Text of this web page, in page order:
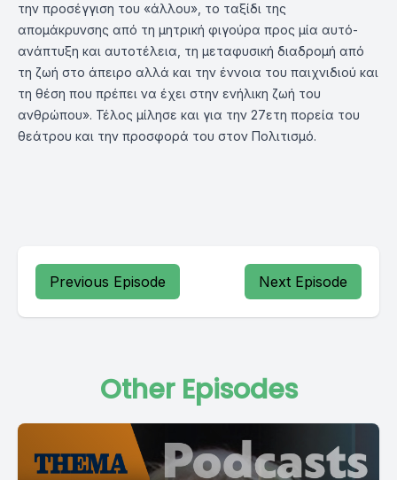
την προσέγγιση του «άλλου», το ταξίδι της
απομάκρυνσης από τη μητρική φιγούρα προς μία αυτό-
ανάπτυξη και αυτοτέλεια, τη μεταφυσική διαδρομή από
τη ζωή στο άπειρο αλλά και την έννοια του παιχνιδιού και
τη θέση που πρέπει να έχει στην ενήλικη ζωή του
ανθρώπου». Τέλος μίλησε και για την 27ετη πορεία του
θεάτρου και την προσφορά του στον Πολιτισμό.
Previous Episode Next Episode
Other Episodes